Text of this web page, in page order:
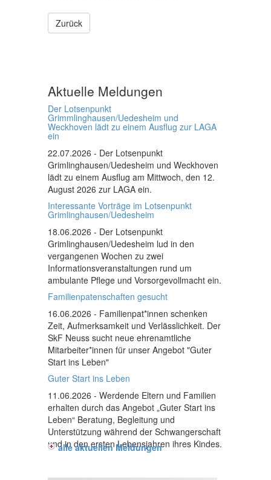
Zurück
Aktuelle Meldungen
Der Lotsenpunkt
Grimmlinghausen/Uedesheim und
Weckhoven lädt zu einem Ausflug zur LAGA
ein
22.07.2026 - Der Lotsenpunkt
Grimlinghausen/Uedesheim und Weckhoven
lädt zu einem Ausflug am Mittwoch, den 12.
August 2026 zur LAGA ein.
Interessante Vorträge im Lotsenpunkt
Grimlinghausen/Uedesheim
18.06.2026 - Der Lotsenpunkt
Grimlinghausen/Uedesheim lud in den
vergangenen Wochen zu zwei
Informationsveranstaltungen rund um
ambulante Pflege und Vorsorgevollmacht ein.
Familienpatenschaften gesucht
16.06.2026 - Familienpat*innen schenken
Zeit, Aufmerksamkeit und Verlässlichkeit. Der
SkF Neuss sucht neue ehrenamtliche
Mitarbeiter*innen für unser Angebot "Guter
Start ins Leben"
Guter Start ins Leben
11.06.2026 - Werdende Eltern und Familien
erhalten durch das Angebot „Guter Start ins
Leben“ Beratung, Begleitung und
Unterstützung während der Schwangerschaft
und in den ersten Lebensjahren ihres Kindes.
alle aktuellen Meldungen